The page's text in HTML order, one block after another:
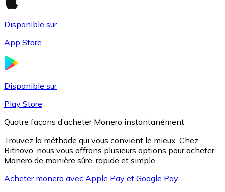
Disponible sur
App Store
Disponible sur
Play Store
Quatre façons d’acheter Monero instantanément
Trouvez la méthode qui vous convient le mieux. Chez
Bitnovo, nous vous offrons plusieurs options pour acheter
Monero de manière sûre, rapide et simple.
Acheter monero avec Apple Pay et Google Pay